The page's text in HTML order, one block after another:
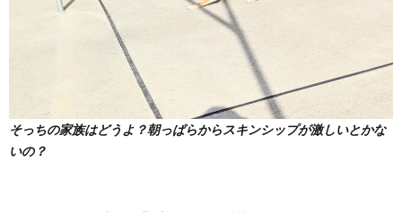
そっちの家族はどうよ？朝っぱらからスキンシップが激しいとかな
いの？